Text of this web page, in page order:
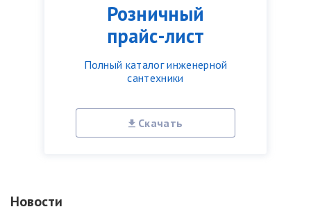
Розничный
прайс-лист
Полный каталог инженерной
сантехники
Скачать
Новости